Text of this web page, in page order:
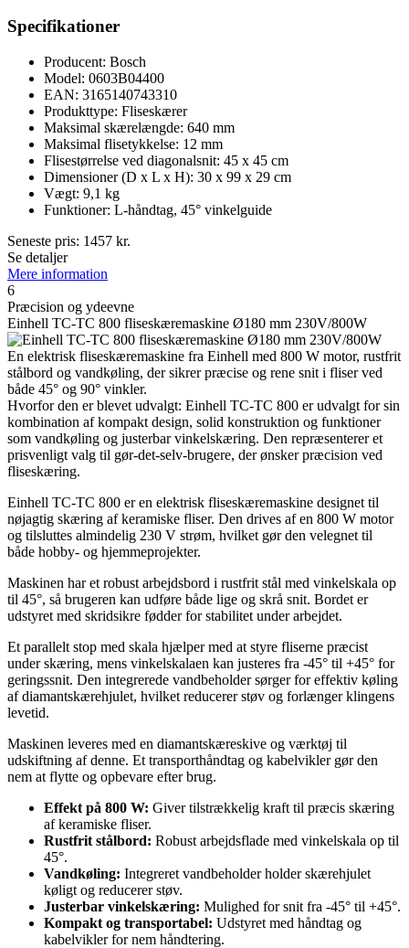
Specifikationer
Producent: Bosch
Model: 0603B04400
EAN: 3165140743310
Produkttype: Fliseskærer
Maksimal skærelængde: 640 mm
Maksimal flisetykkelse: 12 mm
Flisestørrelse ved diagonalsnit: 45 x 45 cm
Dimensioner (D x L x H): 30 x 99 x 29 cm
Vægt: 9,1 kg
Funktioner: L-håndtag, 45° vinkelguide
Seneste pris: 1457 kr.
Se detaljer
Mere information
6
Præcision og ydeevne
Einhell TC-TC 800 fliseskæremaskine Ø180 mm 230V/800W
En elektrisk fliseskæremaskine fra Einhell med 800 W motor, rustfrit
stålbord og vandkøling, der sikrer præcise og rene snit i fliser ved
både 45° og 90° vinkler.
Hvorfor den er blevet udvalgt: Einhell TC-TC 800 er udvalgt for sin
kombination af kompakt design, solid konstruktion og funktioner
som vandkøling og justerbar vinkelskæring. Den repræsenterer et
prisvenligt valg til gør-det-selv-brugere, der ønsker præcision ved
fliseskæring.
Einhell TC-TC 800 er en elektrisk fliseskæremaskine designet til
nøjagtig skæring af keramiske fliser. Den drives af en 800 W motor
og tilsluttes almindelig 230 V strøm, hvilket gør den velegnet til
både hobby- og hjemmeprojekter.
Maskinen har et robust arbejdsbord i rustfrit stål med vinkelskala op
til 45°, så brugeren kan udføre både lige og skrå snit. Bordet er
udstyret med skridsikre fødder for stabilitet under arbejdet.
Et parallelt stop med skala hjælper med at styre fliserne præcist
under skæring, mens vinkelskalaen kan justeres fra -45° til +45° for
geringssnit. Den integrerede vandbeholder sørger for effektiv køling
af diamantskærehjulet, hvilket reducerer støv og forlænger klingens
levetid.
Maskinen leveres med en diamantskæreskive og værktøj til
udskiftning af denne. Et transporthåndtag og kabelvikler gør den
nem at flytte og opbevare efter brug.
Effekt på 800 W: Giver tilstrækkelig kraft til præcis skæring
af keramiske fliser.
Rustfrit stålbord: Robust arbejdsflade med vinkelskala op til
45°.
Vandkøling: Integreret vandbeholder holder skærehjulet
køligt og reducerer støv.
Justerbar vinkelskæring: Mulighed for snit fra -45° til +45°.
Kompakt og transportabel: Udstyret med håndtag og
kabelvikler for nem håndtering.